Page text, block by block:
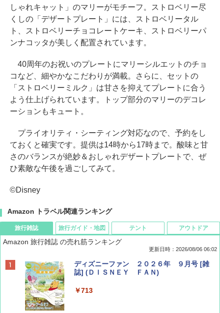
しゃれキャット」のマリーがモチーフ。ストロベリー尽
くしの「デザートプレート」には、ストロベリータル
ト、ストロベリーチョコレートケーキ、ストロベリーパ
ンナコッタが美しく配置されています。
40周年のお祝いのプレートにマリーシルエットのチョ
コなど、細やかなこだわりが満載。さらに、セットの
「ストロベリーミルク」は甘さを抑えてプレートに合う
よう仕上げられています。トップ部分のマリーのデコレ
ーションもキュート。
プライオリティ・シーティング対応なので、予約をし
ておくと確実です。提供は14時から17時まで。酸味と甘
さのバランスが絶妙＆おしゃれデザートプレートで、ぜ
ひ素敵な午後を過ごしてみて。
©Disney
Amazon トラベル関連ランキング
旅行雑誌
Amazon 旅行雑誌 の売れ筋ランキング
更新日時：2026/08/06 06:02
ディズニーファン ２０２６年 ９月号 [雑
誌] (ＤＩＳＮＥＹ ＦＡＮ)
￥713
旅行ガイド・地図 テント アウトドア